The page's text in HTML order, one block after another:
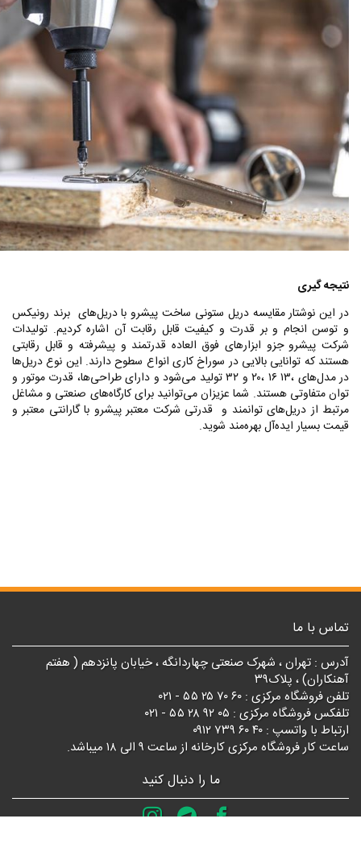
نتیجه گیری
در این نوشتار مقایسه دریل ستونی ساخت پیشرو با دریل‌های برند رونیکس
و توسن انجام و بر قدرت و کیفیت قابل رقابت آن اشاره کردیم. تولیدات
شرکت پیشرو جزو ابزارهای فوق العاده قدرتمند و پیشرفته و قابل رقابتی
هستند که توانایی بالایی در سوراخ کاری انواع سطوح دارند. این نوع دریل‌ها
در مدل‌های ،۱۳ ۱۶ ،۲۰ و ۳۲ تولید می‌شود و دارای طراحی‌ها، قدرت موتور و
توان متفاوتی هستند. شما عزیزان می‌توانید برای کارگاه‌های صنعتی و مشاغل
مرتبط از دریل‌های توانمند و قدرتی شرکت معتبر پیشرو با گارانتی معتبر و
قیمت بسیار ایده‌آل بهره‌مند شوید.
تماس با ما
آدرس : تهران ، شهرک صنعتی چهاردانگه ، خیابان پانزدهم ( هفتم
آهنکاران) ، پلاک۳۹
تلفن فروشگاه مرکزی : ۶۰ ۷۰ ۲۵ ۵۵ - ۰۲۱
تلفکس فروشگاه مرکزی : ۰۵ ۹۲ ۲۸ ۵۵ - ۰۲۱
ارتباط با واتسپ : ۴۰ ۶۰ ۷۳۹ ۰۹۱۲
ساعت کار فروشگاه مرکزی کارخانه از ساعت ۹ الی ۱۸ میباشد.
ما را دنبال کنید